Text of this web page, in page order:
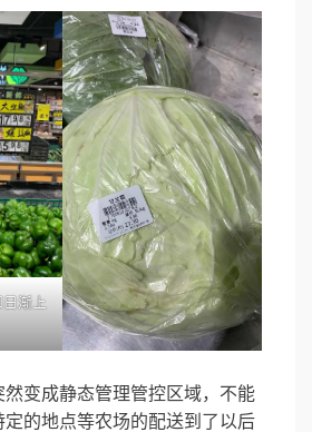
渐上
变成静态管理管控区域，不能
的地点等农场的配送到了以后